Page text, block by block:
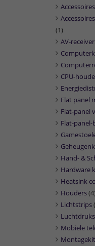
(1)
AV-
CPU-
Flat panel
Flat-panel
Flat-
Hand- &
Hardware
Heatsink
Houders
Lichtstrips
Mobiele